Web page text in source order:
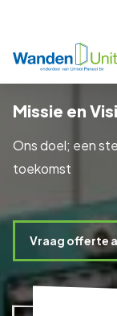
Missie en
Ons doel; een
toekomst
Vraag offerte